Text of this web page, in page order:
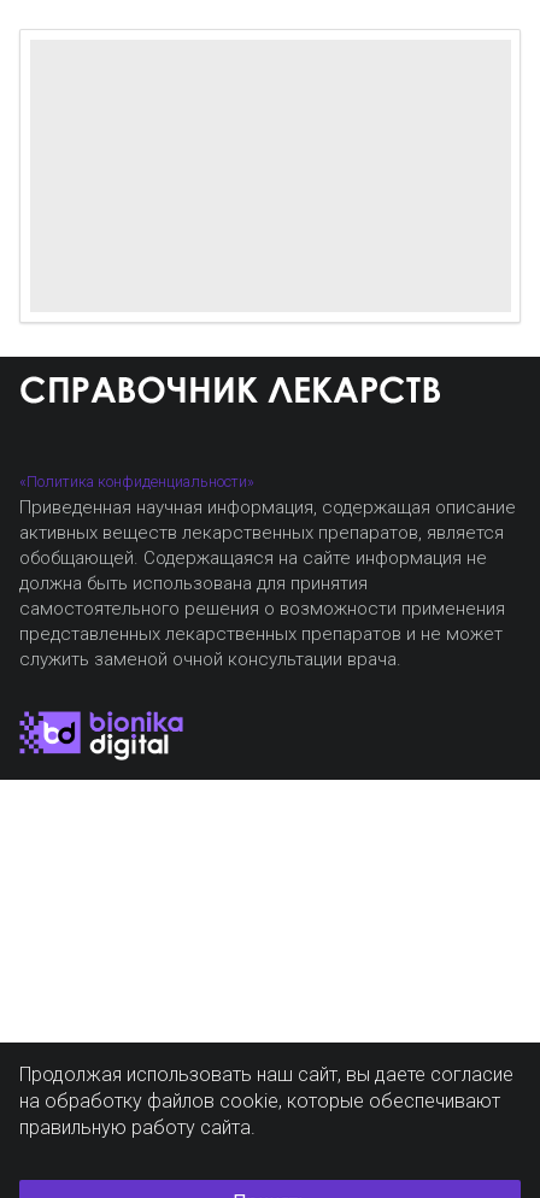
«Политика конфиденциальности»
Приведенная научная информация, содержащая описание
активных веществ лекарственных препаратов, является
обобщающей. Содержащаяся на сайте информация не
должна быть использована для принятия
самостоятельного решения о возможности применения
представленных лекарственных препаратов и не может
служить заменой очной консультации врача.
Продолжая использовать наш сайт, вы даете согласие
на обработку файлов cookie, которые обеспечивают
правильную работу сайта.